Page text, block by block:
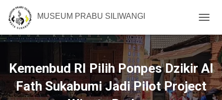
MUSEUM PRABU SILIWANGI
O
G
G
L
E
N
A
Kemenbud RI Pilih Ponpes Dzikir Al
Fath Sukabumi Jadi Pilot Project